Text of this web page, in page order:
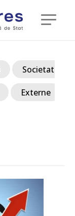
Societate
Externe